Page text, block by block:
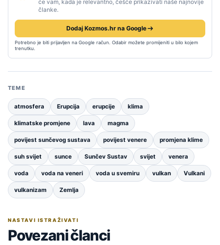
će vam, kada je relevantno, češće prikazivati naše najnovije
članke.
Dodaj Kozmos.hr na Google
Potrebno je biti prijavljen na Google račun. Odabir možete promijeniti u bilo kojem
trenutku.
TEME
atmosfera Erupcija erupcije klima
klimatske promjene lava magma
povijest sunčevog sustava povijest venere promjena klime
suh svijet sunce Sunčev Sustav svijet venera
voda voda na veneri voda u svemiru vulkan Vulkani
vulkanizam Zemlja
NASTAVI ISTRAŽIVATI
Povezani članci